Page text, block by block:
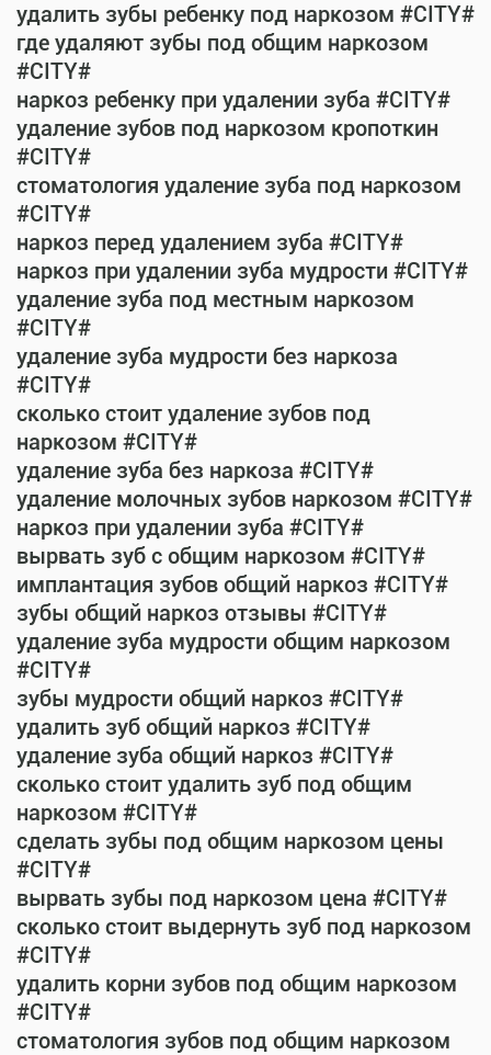
удалить зубы ребенку под наркозом #CITY#
где удаляют зубы под общим наркозом
#CITY#
наркоз ребенку при удалении зуба #CITY#
удаление зубов под наркозом кропоткин
#CITY#
стоматология удаление зуба под наркозом
#CITY#
наркоз перед удалением зуба #CITY#
наркоз при удалении зуба мудрости #CITY#
удаление зуба под местным наркозом
#CITY#
удаление зуба мудрости без наркоза
#CITY#
сколько стоит удаление зубов под
наркозом #CITY#
удаление зуба без наркоза #CITY#
удаление молочных зубов наркозом #CITY#
наркоз при удалении зуба #CITY#
вырвать зуб с общим наркозом #CITY#
имплантация зубов общий наркоз #CITY#
зубы общий наркоз отзывы #CITY#
удаление зуба мудрости общим наркозом
#CITY#
зубы мудрости общий наркоз #CITY#
удалить зуб общий наркоз #CITY#
удаление зуба общий наркоз #CITY#
сколько стоит удалить зуб под общим
наркозом #CITY#
сделать зубы под общим наркозом цены
#CITY#
вырвать зубы под наркозом цена #CITY#
сколько стоит выдернуть зуб под наркозом
#CITY#
удалить корни зубов под общим наркозом
#CITY#
стоматология зубов под общим наркозом